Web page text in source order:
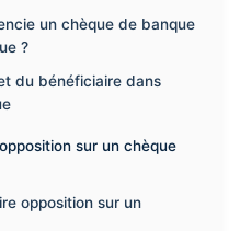
un chèque de banque
?
du bénéficiaire dans
sur un chèque
opposition sur un